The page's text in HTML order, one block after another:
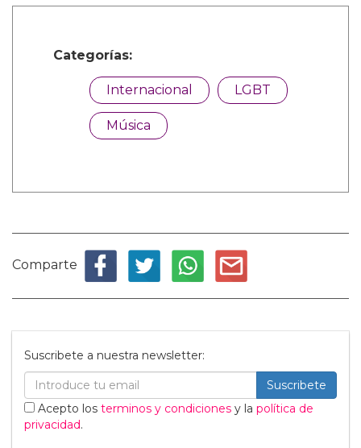
Categorías:
Internacional LGBT
Música
Comparte
Suscribete a nuestra newsletter:
Suscribete
Acepto los terminos y condiciones y la política de
privacidad.